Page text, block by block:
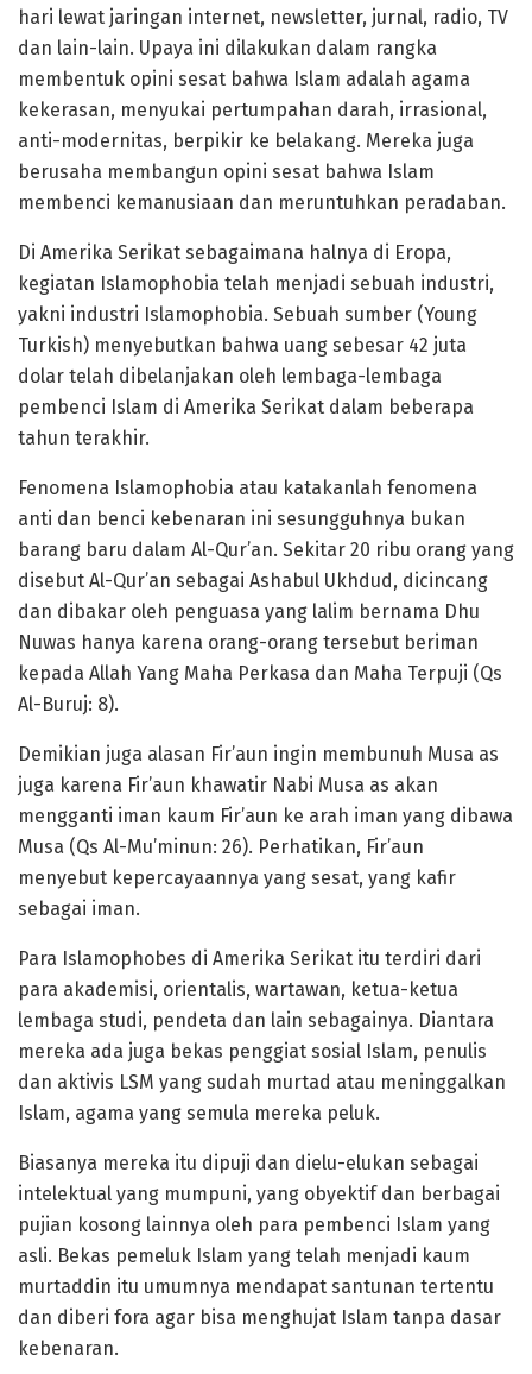
hari lewat jaringan internet, newsletter, jurnal, radio, TV
dan lain-lain. Upaya ini dilakukan dalam rangka
membentuk opini sesat bahwa Islam adalah agama
kekerasan, menyukai pertumpahan darah, irrasional,
anti-modernitas, berpikir ke belakang. Mereka juga
berusaha membangun opini sesat bahwa Islam
membenci kemanusiaan dan meruntuhkan peradaban.
Di Amerika Serikat sebagaimana halnya di Eropa,
kegiatan Islamophobia telah menjadi sebuah industri,
yakni industri Islamophobia. Sebuah sumber (Young
Turkish) menyebutkan bahwa uang sebesar 42 juta
dolar telah dibelanjakan oleh lembaga-lembaga
pembenci Islam di Amerika Serikat dalam beberapa
tahun terakhir.
Fenomena Islamophobia atau katakanlah fenomena
anti dan benci kebenaran ini sesungguhnya bukan
barang baru dalam Al-Qur’an. Sekitar 20 ribu orang yang
disebut Al-Qur’an sebagai Ashabul Ukhdud, dicincang
dan dibakar oleh penguasa yang lalim bernama Dhu
Nuwas hanya karena orang-orang tersebut beriman
kepada Allah Yang Maha Perkasa dan Maha Terpuji (Qs
Al-Buruj: 8).
Demikian juga alasan Fir’aun ingin membunuh Musa as
juga karena Fir’aun khawatir Nabi Musa as akan
mengganti iman kaum Fir’aun ke arah iman yang dibawa
Musa (Qs Al-Mu’minun: 26). Perhatikan, Fir’aun
menyebut kepercayaannya yang sesat, yang kafir
sebagai iman.
Para Islamophobes di Amerika Serikat itu terdiri dari
para akademisi, orientalis, wartawan, ketua-ketua
lembaga studi, pendeta dan lain sebagainya. Diantara
mereka ada juga bekas penggiat sosial Islam, penulis
dan aktivis LSM yang sudah murtad atau meninggalkan
Islam, agama yang semula mereka peluk.
Biasanya mereka itu dipuji dan dielu-elukan sebagai
intelektual yang mumpuni, yang obyektif dan berbagai
pujian kosong lainnya oleh para pembenci Islam yang
asli. Bekas pemeluk Islam yang telah menjadi kaum
murtaddin itu umumnya mendapat santunan tertentu
dan diberi fora agar bisa menghujat Islam tanpa dasar
kebenaran.